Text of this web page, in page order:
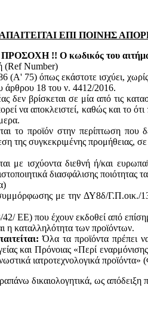
ΑΠΑΙΤΕΙΤΑΙ ΕΠΙ ΠΟΙΝΗΣ
ΠΡΟΣΟΧΗ !! Ο κωδικός του
(Ref Number)
75) όπως εκάστοτε ισχύει,
άρθρου 18 του ν. 4412/2016.
δεν βρίσκεται σε μία από τις
να αποκλειστεί, καθώς και το
το προϊόν στην περίπτωση που
της συγκεκριμένης προμήθειας,
με ισχύοντα διεθνή ή/και
διασφάλισης ποιότητας
με την ΔΥ8δ/
ΕΕ) που έχουν εκδοθεί από
η καταλληλότητα των προϊόντων.
Όλα τα προϊόντα πρέπει
και Πρόνοιας «Περί
ιατροτεχνολογικά
δικαιολογητικά, ως